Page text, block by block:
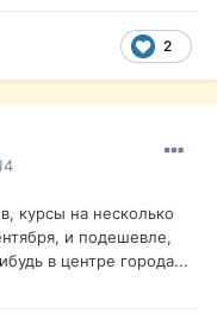
2
курсы на несколько
и подешевле,
в центре города...